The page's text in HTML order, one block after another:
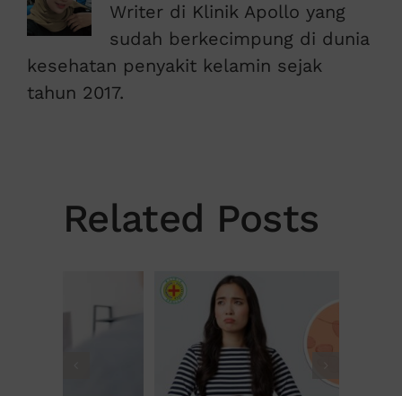
Writer di Klinik Apollo yang
sudah berkecimpung di dunia
kesehatan penyakit kelamin sejak
tahun 2017.
Related Posts